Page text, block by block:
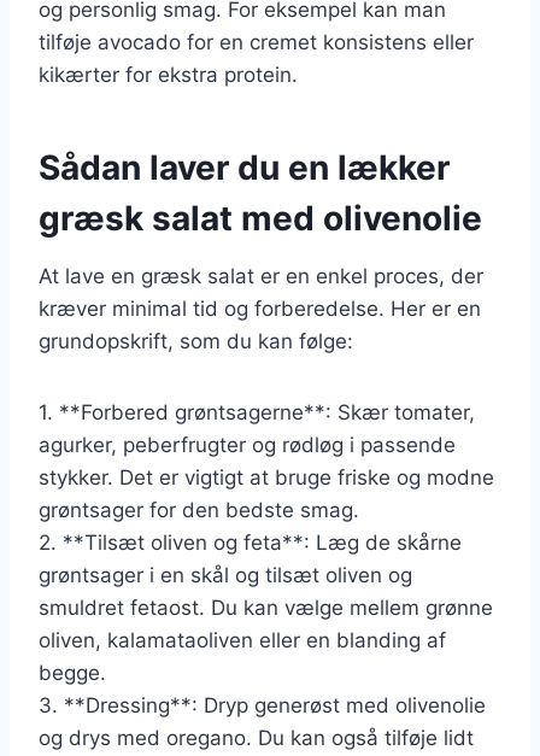
og personlig smag. For eksempel kan man
tilføje avocado for en cremet konsistens eller
kikærter for ekstra protein.
Sådan laver du en lækker
græsk salat med olivenolie
At lave en græsk salat er en enkel proces, der
kræver minimal tid og forberedelse. Her er en
grundopskrift, som du kan følge:
1. **Forbered grøntsagerne**: Skær tomater,
agurker, peberfrugter og rødløg i passende
stykker. Det er vigtigt at bruge friske og modne
grøntsager for den bedste smag.
2. **Tilsæt oliven og feta**: Læg de skårne
grøntsager i en skål og tilsæt oliven og
smuldret fetaost. Du kan vælge mellem grønne
oliven, kalamataoliven eller en blanding af
begge.
3. **Dressing**: Dryp generøst med olivenolie
og drys med oregano. Du kan også tilføje lidt